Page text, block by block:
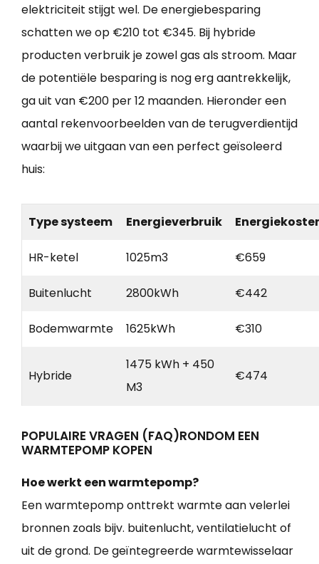
elektriciteit stijgt wel. De energiebesparing
schatten we op €210 tot €345. Bij hybride
producten verbruik je zowel gas als stroom. Maar
de potentiële besparing is nog erg aantrekkelijk,
ga uit van €200 per 12 maanden. Hieronder een
aantal rekenvoorbeelden van de terugverdientijd
waarbij we uitgaan van een perfect geïsoleerd
huis:
Type systeem Energieverbruik
HR-ketel 1025m3 €659
Buitenlucht 2800kWh €442
Bodemwarmte 1625kWh €310
Hybride
1475 kWh + 450
M3
€474
POPULAIRE VRAGEN (FAQ)RONDOM EEN
WARMTEPOMP KOPEN
Hoe werkt een warmtepomp?
Een warmtepomp onttrekt warmte aan velerlei
bronnen zoals bijv. buitenlucht, ventilatielucht of
uit de grond. De geïntegreerde warmtewisselaar